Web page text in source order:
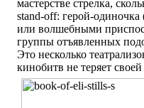
мастерстве стрелка,
stand-off: герой-
или волшебными
группы отъявленных
Это несколько
кинобитв не теряет